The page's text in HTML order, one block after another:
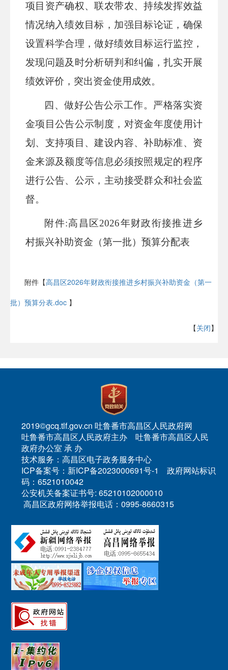
项目资产确权、联农带农、持续发挥效益
情况纳入绩效目标，加强目标论证，确保
设置科学合理，做好绩效目标运行监控，
发现问题及时分析研判和纠偏，扎实开展
绩效评价，突出资金使用成效。
四、做好公告公示工作。 严格落实资
金项目公告公示制度，对资金年度使用计
划、支持项目、建设内容、补助标准、资
金来源及额度等信息必须按照规定的程序
进行公告、公示，主动接受群众和社会监
督。
附件:高昌区2026年财政衔接推进乡
村振兴补助资金（第一批）预算分配表
附件【高昌区2026年财政衔接推进乡村振兴补助资金（第一
批）预算分表.doc 】
【关闭】
2019©gcq.tlf.gov.cn 吐鲁番市高昌区人民政府网
吐鲁番市高昌区人民政府主办 吐鲁番市高昌区人民
政府办公室 承 办
技术服务：高昌区电子政务服务中心
ICP备案号：新ICP备2023000691号-1 政府网站标识
码：6521010042
公安机关备案证书号: 65210102000010
高昌区政府网络举报电话：0995-8660315